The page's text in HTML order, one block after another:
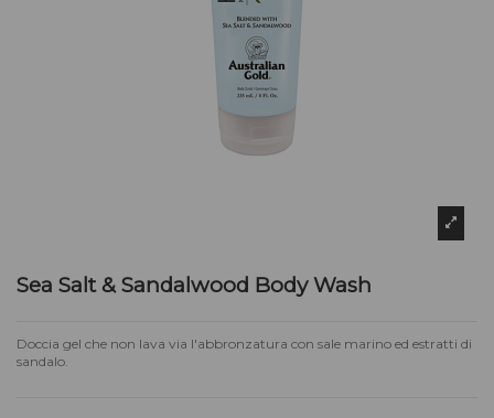
Sea Salt & Sandalwood Body Wash
Doccia gel che non lava via l'abbronzatura con sale marino ed estratti di
sandalo.